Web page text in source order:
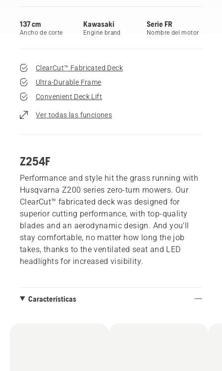
137 cm
Ancho de corte
Kawasaki
Engine brand
Serie FR
Nombre del motor
ClearCut™ Fabricated Deck
Ultra-Durable Frame
Convenient Deck Lift
Ver todas las funciones
Z254F
Performance and style hit the grass running with
Husqvarna Z200 series zero-turn mowers. Our
ClearCut™ fabricated deck was designed for
superior cutting performance, with top-quality
blades and an aerodynamic design. And you'll
stay comfortable, no matter how long the job
takes, thanks to the ventilated seat and LED
headlights for increased visibility.
Características